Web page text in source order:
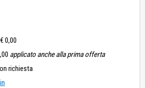
€ 0,00
applicato anche alla prima offerta
richiesta